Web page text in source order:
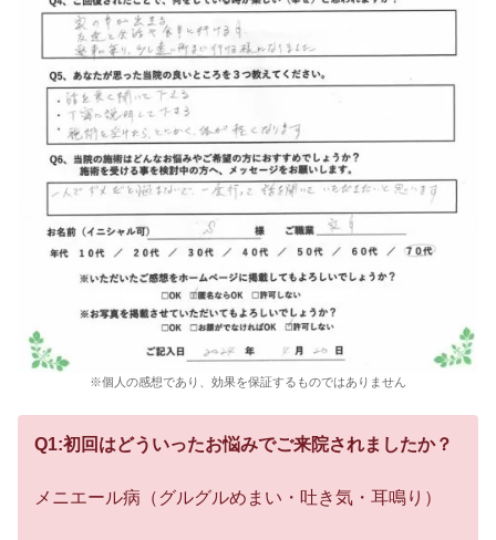
※個人の感想であり、効果を保証するものではありません
Q1:初回はどういったお悩みでご来院されましたか？
メニエール病（グルグルめまい・吐き気・耳鳴り）